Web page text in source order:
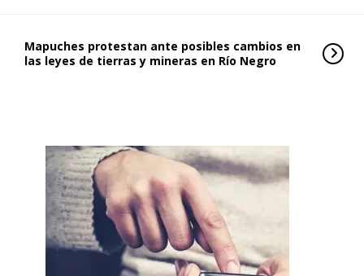
Mapuches protestan ante posibles cambios en
las leyes de tierras y mineras en Río Negro